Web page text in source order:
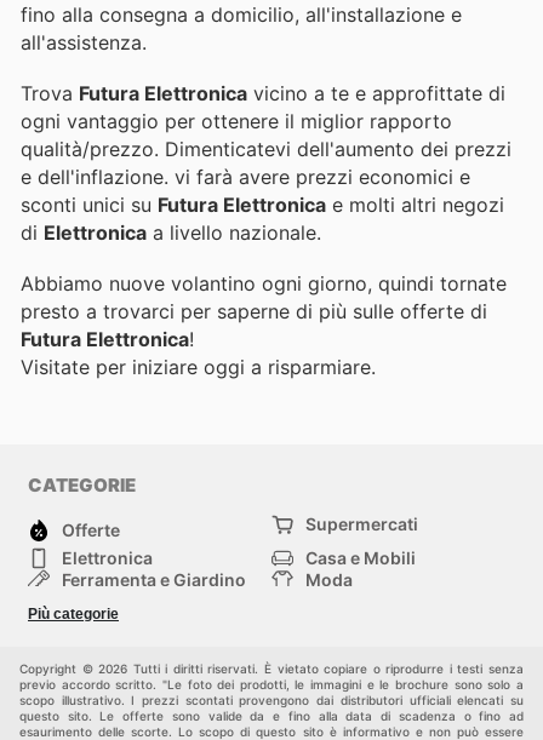
fino alla consegna a domicilio, all'installazione e
all'assistenza.
Trova Futura Elettronica vicino a te e approfittate di
ogni vantaggio per ottenere il miglior rapporto
qualità/prezzo. Dimenticatevi dell'aumento dei prezzi
e dell'inflazione. vi farà avere prezzi economici e
sconti unici su Futura Elettronica e molti altri negozi
di Elettronica a livello nazionale.
Abbiamo nuove volantino ogni giorno, quindi tornate
presto a trovarci per saperne di più sulle offerte di
Futura Elettronica!
Visitate per iniziare oggi a risparmiare.
CATEGORIE
Offerte
Supermercati
Elettronica
Casa e Mobili
Ferramenta e Giardino
Moda
Bambini e Neonati
Più categorie
Copyright © 2026 Tutti i diritti riservati. È vietato copiare o riprodurre i testi senza
previo accordo scritto. "Le foto dei prodotti, le immagini e le brochure sono solo a
scopo illustrativo. I prezzi scontati provengono dai distributori ufficiali elencati su
questo sito. Le offerte sono valide da e fino alla data di scadenza o fino ad
esaurimento delle scorte. Lo scopo di questo sito è informativo e non può essere